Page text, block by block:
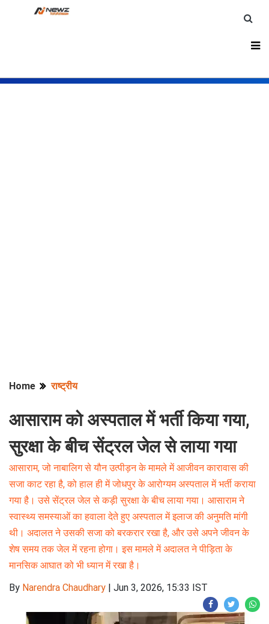
Home राष्ट्रीय
आसाराम को अस्पताल में भर्ती किया गया,
सुरक्षा के बीच सेंट्रल जेल से लाया गया
आसाराम, जो नाबालिग से यौन उत्पीड़न के मामले में आजीवन कारावास की
सजा काट रहा है, को हाल ही में जोधपुर के आरोग्यम अस्पताल में भर्ती कराया
गया है। उसे सेंट्रल जेल से कड़ी सुरक्षा के बीच लाया गया। आसाराम ने
स्वास्थ्य समस्याओं का हवाला देते हुए अस्पताल में इलाज की अनुमति मांगी
थी। अदालत ने उसकी सजा को बरकरार रखा है, और उसे अपने जीवन के
शेष समय तक जेल में रहना होगा। इस मामले में अदालत ने पीड़िता के
मानसिक आघात को भी ध्यान में रखा है।
By Narendra Chaudhary | Jun 3, 2026, 15:33 IST